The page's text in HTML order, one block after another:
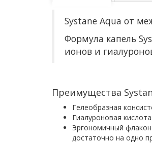
Systane Aqua от
Формула капель
ионов и
Преимущества
Гелеобразная
Гиалуроновая
Эргономичный
достаточно на одно